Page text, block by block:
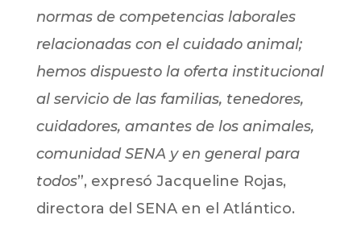
normas de competencias laborales
relacionadas con el cuidado animal;
hemos dispuesto la oferta institucional
al servicio de las familias, tenedores,
cuidadores, amantes de los animales,
comunidad SENA y en general para
todos”, expresó Jacqueline Rojas,
directora del SENA en el Atlántico.